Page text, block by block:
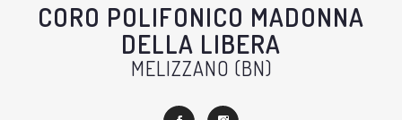
CORO POLIFONICO MADONNA
DELLA LIBERA
MELIZZANO (BN)